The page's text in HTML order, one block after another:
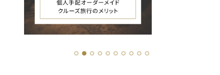
1 2 3 4 5 6 7 8 9 10